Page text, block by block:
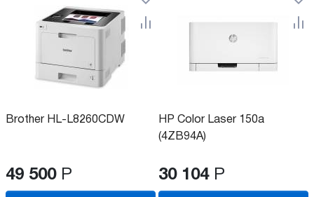
Brother HL-L8260CDW
49 500 Р
HP Color Laser 150a
(4ZB94A)
30 104 Р